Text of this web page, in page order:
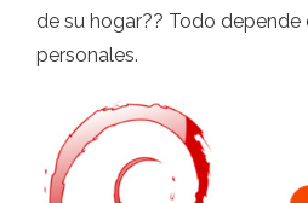
de su hogar?? Todo depende
personales.